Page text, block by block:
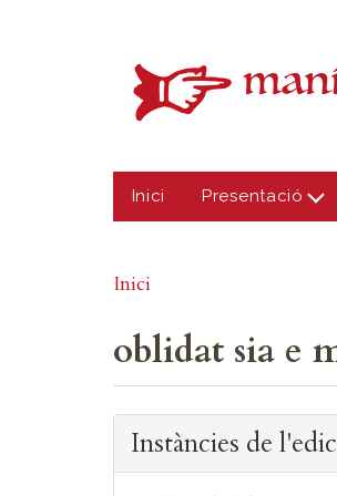
Inici Presentació
Inici
oblidat sia e
Instàncies de